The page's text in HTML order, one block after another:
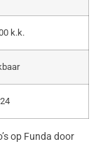
k.k.
op Funda door